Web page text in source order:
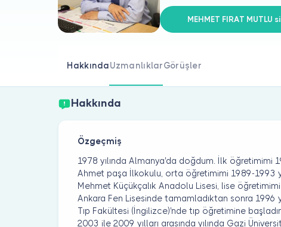
MEHMET FIRAT MUTLU
HakkındaUzmanlıklarGörüşler
Hakkında
Özgeçmiş
1978 yılında Almanya'da doğdum. İlk öğretimimi
Ahmet paşa İlkokulu, orta öğretimimi 1989-1993
Mehmet Küçükçalık Anadolu Lisesi, lise öğretimimi
Ankara Fen Lisesinde tamamladıktan sonra 1996
Tıp Fakültesi (İngilizce)'nde tıp öğretimine
2003 ile 2009 yılları arasında yılında Gazi